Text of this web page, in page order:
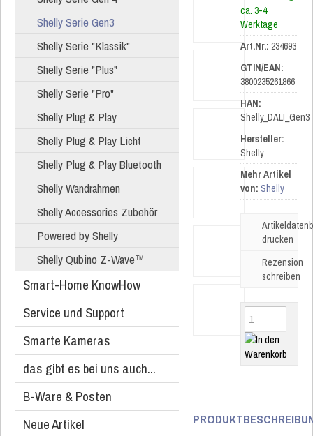
Shelly Serie Gen3
Shelly Serie "Klassik"
Shelly Serie "Plus"
Shelly Serie "Pro"
Shelly Plug & Play
Shelly Plug & Play Licht
Shelly Plug & Play Bluetooth
Shelly Wandrahmen
Shelly Accessories Zubehör
Powered by Shelly
Shelly Qubino Z-Wave™
Smart-Home KnowHow
Service und Support
Smarte Kameras
das gibt es bei uns auch...
B-Ware & Posten
Neue Artikel
ca. 3-4
Werktage
Art.Nr.: 234693
GTIN/EAN:
3800235261866
HAN:
Shelly_DALI_Gen3
Hersteller:
Shelly
Mehr Artikel
von: Shelly
drucken
Rezension
schreiben